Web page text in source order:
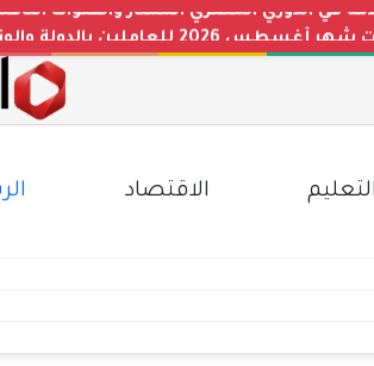
بالدولة والوزارات
اليوم في مصر بعد التحديثات الأخيرة بجميع
التعليم الاقتصاد